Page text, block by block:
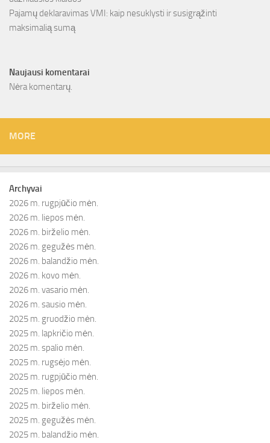
Pajamų deklaravimas VMI: kaip nesuklysti ir susigrąžinti
maksimalią sumą
Naujausi komentarai
Nėra komentarų.
MORE
Archyvai
2026 m. rugpjūčio mėn.
2026 m. liepos mėn.
2026 m. birželio mėn.
2026 m. gegužės mėn.
2026 m. balandžio mėn.
2026 m. kovo mėn.
2026 m. vasario mėn.
2026 m. sausio mėn.
2025 m. gruodžio mėn.
2025 m. lapkričio mėn.
2025 m. spalio mėn.
2025 m. rugsėjo mėn.
2025 m. rugpjūčio mėn.
2025 m. liepos mėn.
2025 m. birželio mėn.
2025 m. gegužės mėn.
2025 m. balandžio mėn.